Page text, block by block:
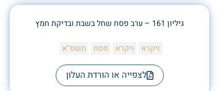
גיליון 161 – ערב פסח שחל בשבת ובדיקת חמץ
ויקרא ויקרא פסח תשפ''א
לצפייה או הורדת העלון